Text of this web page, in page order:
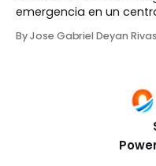
emergencia en un
Timoteo, municipio
By Jose Gabriel Deyan Rivas